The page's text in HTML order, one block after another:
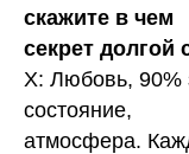
скажите в чем
секрет долгой
Х: Любовь, 90%
состояние,
атмосфера.